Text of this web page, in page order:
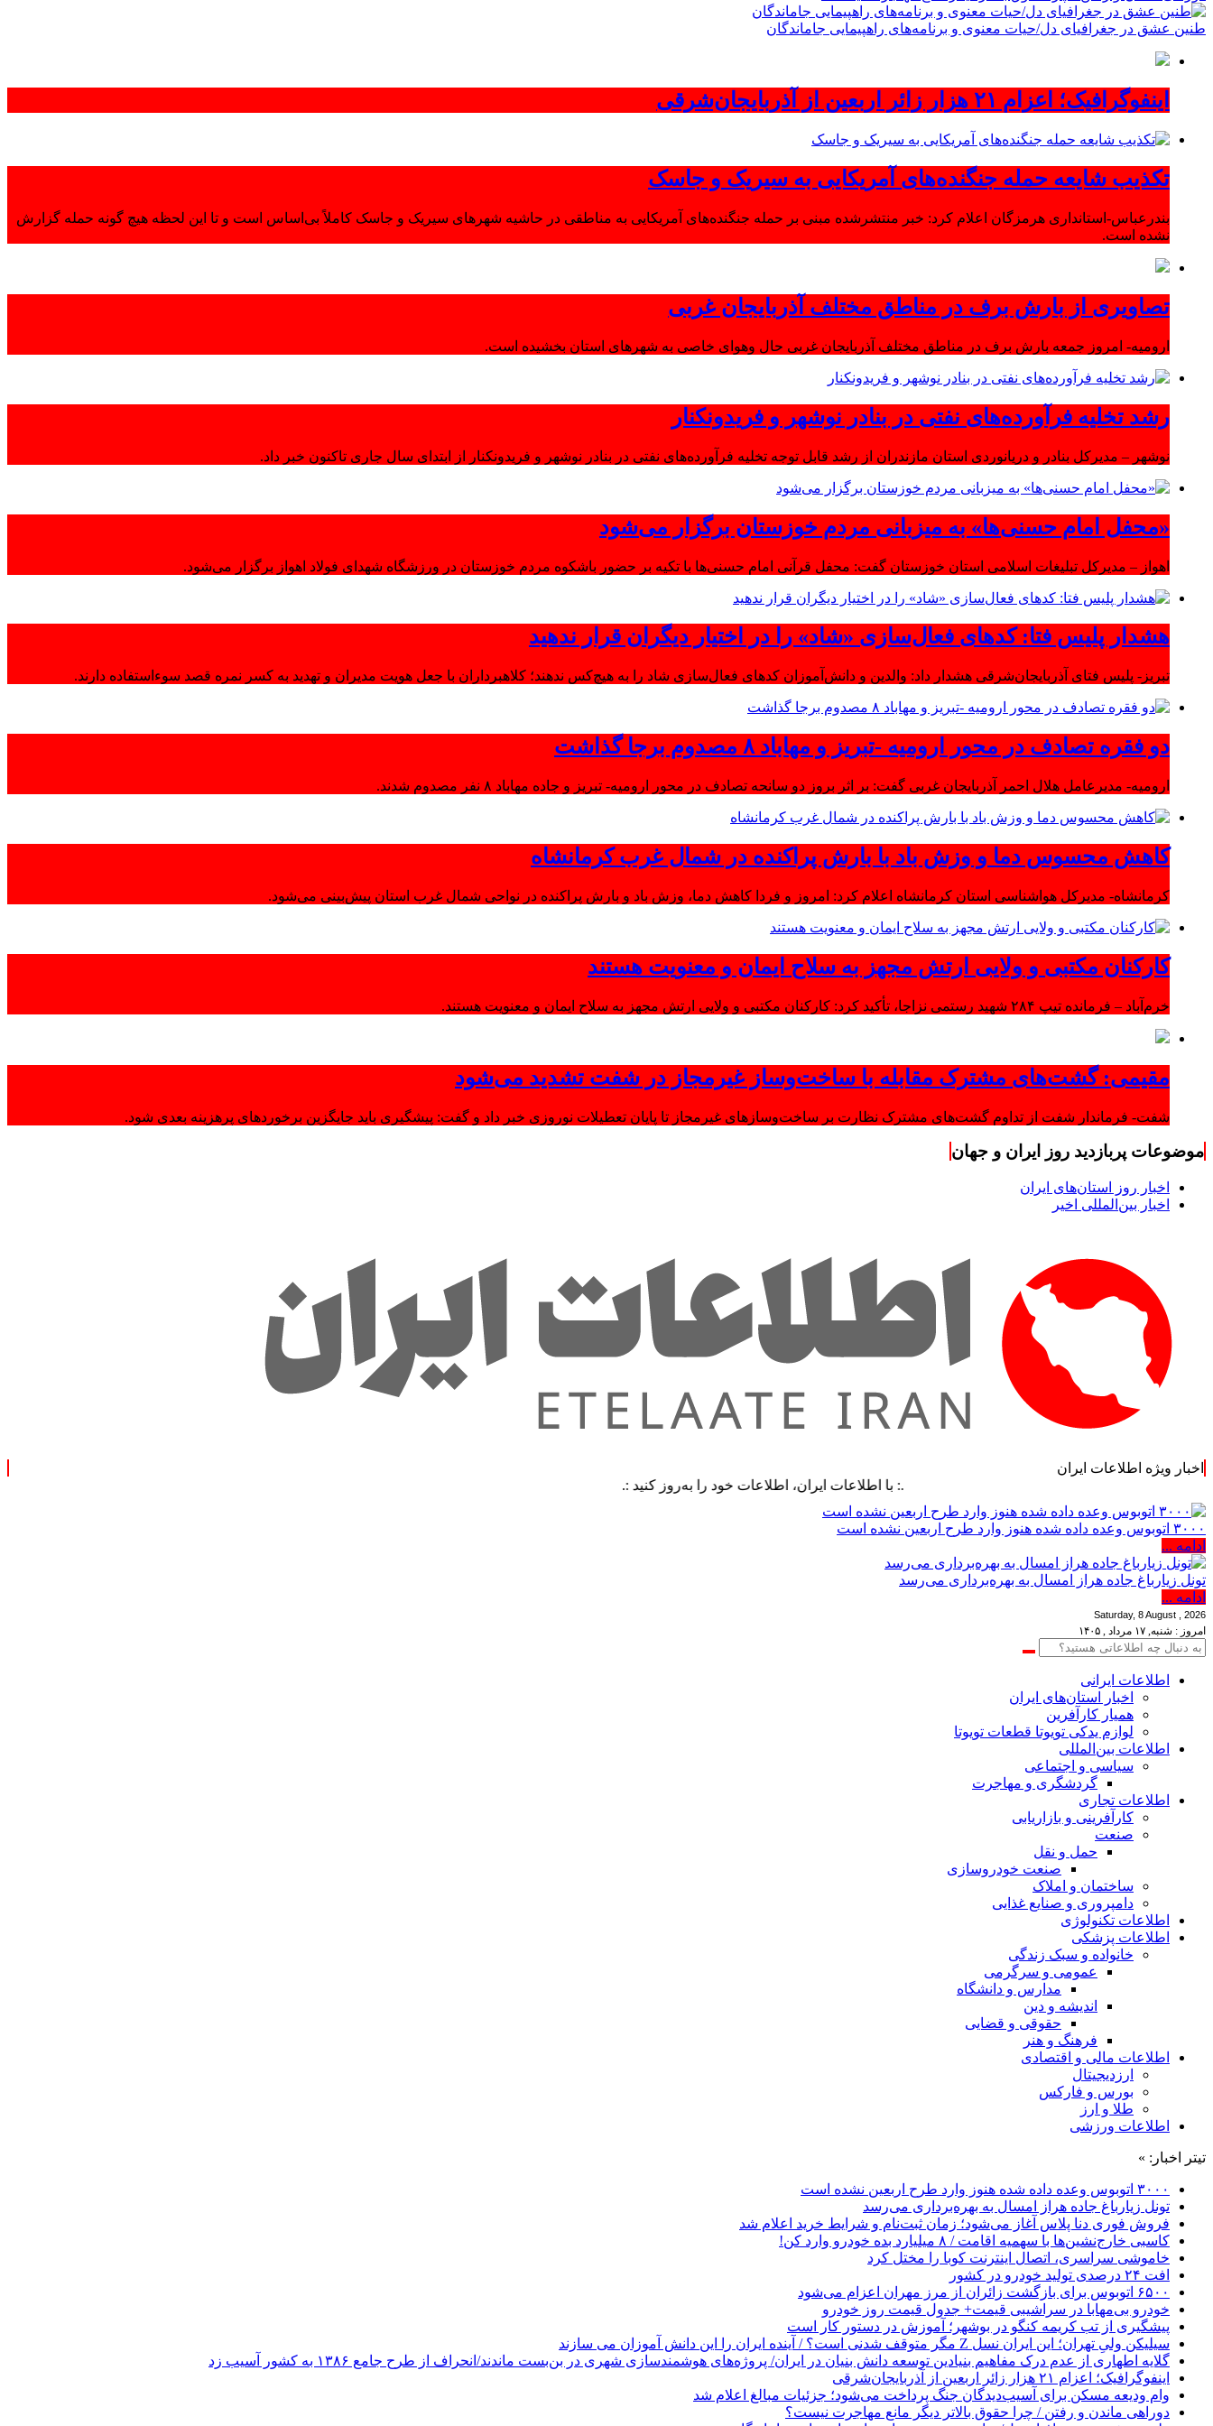
طنین عشق در جغرافیای دل/حیات معنوی و برنامه‌های راهپیمایی جاماندگان
اینفوگرافیک؛ اعزام ۲۱ هزار زائر اربعین از آذربایجان‌شرقی
تکذیب شایعه حمله جنگنده‌های آمریکایی به سیریک و جاسک
بندرعباس-استانداری هرمزگان اعلام کرد: خبر منتشرشده مبنی بر حمله جنگنده‌های آمریکایی به مناطقی در حاشیه شهرهای سیریک و جاسک کاملاً بی‌اساس است و تا این لحظه هیچ گونه حمله گزارش
نشده است.
تصاویری از بارش برف در مناطق مختلف آذربایجان غربی
ارومیه- امروز جمعه بارش برف در مناطق مختلف آذربایجان غربی حال وهوای خاصی به شهرهای استان بخشیده است.
رشد تخلیه فرآورده‌های نفتی در بنادر نوشهر و فریدونکنار
نوشهر – مدیرکل بنادر و دریانوردی استان مازندران از رشد قابل توجه تخلیه فرآورده‌های نفتی در بنادر نوشهر و فریدونکنار از ابتدای سال جاری تاکنون خبر داد.
«محفل امام حسنی‌ها» به میزبانی مردم خوزستان برگزار می‌شود
اهواز – مدیرکل تبلیغات اسلامی استان خوزستان گفت: محفل قرآنی امام حسنی‌ها با تکیه بر حضور باشکوه مردم خوزستان در ورزشگاه شهدای فولاد اهواز برگزار می‌شود.
هشدار پلیس فتا: کدهای فعال‌سازی «شاد» را در اختیار دیگران قرار ندهید
تبریز- پلیس فتای آذربایجان‌شرقی هشدار داد: والدین و دانش‌آموزان کدهای فعال‌سازی شاد را به هیچ‌کس ندهند؛ کلاهبرداران با جعل هویت مدیران و تهدید به کسر نمره قصد سوءاستفاده دارند.
دو فقره تصادف در محور ارومیه -تبریز و مهاباد ۸ مصدوم برجا گذاشت
ارومیه- مدیرعامل هلال احمر آذربایجان غربی گفت: بر اثر بروز دو سانحه تصادف در محور ارومیه- تبریز و جاده مهاباد ۸ نفر مصدوم شدند.
کاهش محسوس دما و وزش باد با بارش پراکنده در شمال غرب کرمانشاه
کرمانشاه- مدیرکل هواشناسی استان کرمانشاه اعلام کرد: امروز و فردا کاهش دما، وزش باد و بارش پراکنده در نواحی شمال غرب استان پیش‌بینی می‌شود.
کارکنان مکتبی و ولایی ارتش مجهز به سلاح ایمان و معنویت هستند
خرم‌آباد – فرمانده تیپ ۲۸۴ شهید رستمی نزاجا، تأکید کرد: کارکنان مکتبی و ولایی ارتش مجهز به سلاح ایمان و معنویت هستند.
مقیمی: گشت‌های مشترک مقابله با ساخت‌وساز غیرمجاز در شفت تشدید می‌شود
شفت- فرماندار شفت از تداوم گشت‌های مشترک نظارت بر ساخت‌وسازهای غیرمجاز تا پایان تعطیلات نوروزی خبر داد و گفت: پیشگیری باید جایگزین برخوردهای پرهزینه بعدی شود.
موضوعات پربازدید روز ایران و جهان
اخبار روز استان‌های ایران
اخبار بین‌المللی اخیر
اخبار ویژه اطلاعات ایران
.: با اطلاعات ایران، اطلاعات خود را به‌روز کنید :.
۳۰۰۰ اتوبوس وعده داده شده هنوز وارد طرح اربعین نشده است
ادامه ...
تونل زیارباغ جاده هراز امسال به بهره‌برداری می‌رسد
ادامه ...
Saturday, 8 August , 2026
امروز : شنبه, ۱۷ مرداد , ۱۴۰۵
اطلاعات‌ ‎ایرانی
اخبار استان‌های ایران
همیار کارآفرین
لوازم یدکی تویوتا قطعات تویوتا
اطلاعات بین‌المللی
سیاسی و اجتماعی
گردشگری و مهاجرت
اطلاعات تجاری
کارآفرینی و بازاریابی
صنعت
حمل و نقل
صنعت خودروسازی
ساختمان و املاک
دامپروری و صنایع غذایی
اطلاعات تکنولوژی
اطلاعات پزشکی
خانواده و سبک زندگی
عمومی و سرگرمی
مدارس و دانشگاه
اندیشه و دین
حقوقی و قضایی
فرهنگ و هنر
اطلاعات مالی و اقتصادی
ارزدیجیتال
بورس و فارکس
طلا و ارز
اطلاعات ورزشی
تیتر اخبار: »
۳۰۰۰ اتوبوس وعده داده شده هنوز وارد طرح اربعین نشده است
تونل زیارباغ جاده هراز امسال به بهره‌برداری می‌رسد
فروش فوری دنا پلاس آغاز می‌شود؛ زمان ثبت‌نام و شرایط خرید اعلام شد
کاسبی خارج‌نشین‌ها با سهمیه اقامت / ۸ میلیارد بده خودرو وارد کن!
خاموشی سراسری، اتصال اینترنت کوبا را مختل کرد
افت ۲۴ درصدی تولید خودرو در کشور
۶۵۰۰ اتوبوس برای بازگشت زائران از مرز مهران اعزام می‌شود
خودرو بی‌مهابا در سراشیبی قیمت+ جدول قیمت روز خودرو
پیشگیری از تب کریمه کنگو در بوشهر؛ آموزش در دستور کار است
سیلیکن ولیِ تهران؛ این ایران نسل Z مگر متوقف شدنی است؟ / آینده ایران را این دانش آموزان می سازند
گلایه اطهاری از عدم درک مفاهیم بنیادین توسعه دانش بنیان در ایران/ پروژه‌های هوشمندسازی شهری در بن‌بست ماندند/انحراف از طرح جامع ۱۳۸۶ به کشور آسیب زد
اینفوگرافیک؛ اعزام ۲۱ هزار زائر اربعین از آذربایجان‌شرقی
وام ودیعه مسکن برای آسیب‌دیدگان جنگ پرداخت می‌شود؛ جزئیات مبالغ اعلام شد
دوراهی ماندن و رفتن / چرا حقوق بالاتر دیگر مانع مهاجرت نیست؟